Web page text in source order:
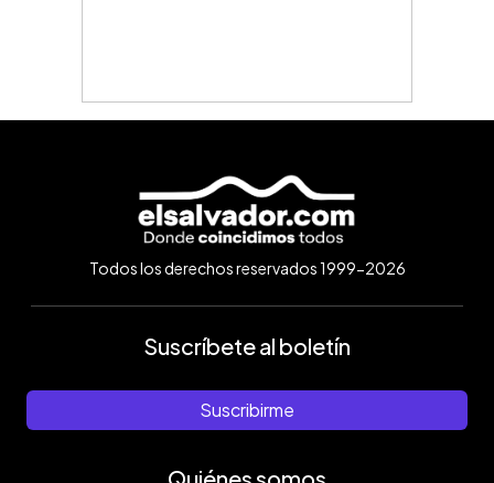
Todos los derechos reservados 1999-2026
Suscríbete al boletín
Suscribirme